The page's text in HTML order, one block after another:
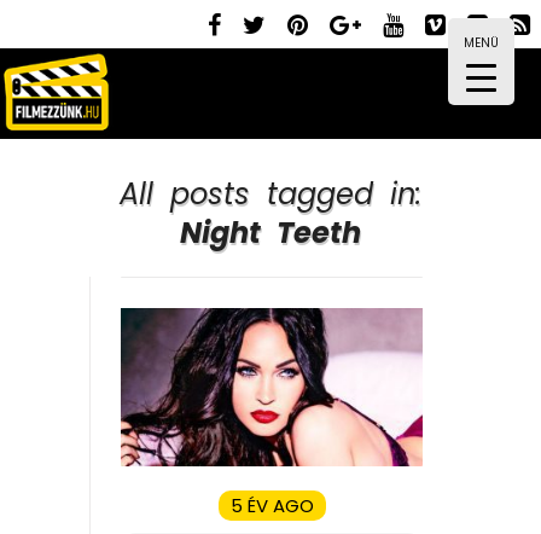
MENÜ
All posts tagged in:
Night Teeth
5 ÉV AGO